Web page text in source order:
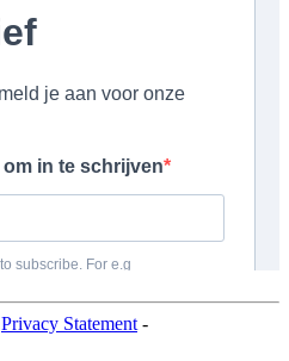
Privacy Statement -